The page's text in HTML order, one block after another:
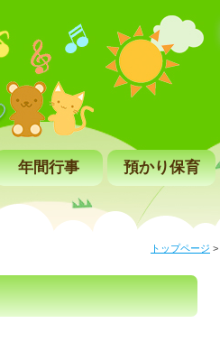
年間行事 預かり保育
トップページ >